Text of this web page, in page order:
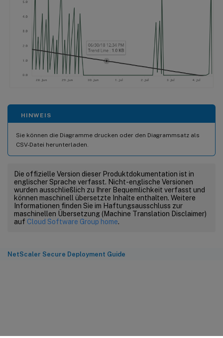
HINWEIS
Sie können die Diagramme drucken oder den Diagrammsatz als
CSV-Datei herunterladen.
Die offizielle Version dieser Produktdokumentation ist in
englischer Sprache verfasst. Nicht-englische Versionen
wurden ausschließlich zu Ihrer Bequemlichkeit verfasst und
können maschinell übersetzte Inhalte enthalten. Weitere
Informationen finden Sie im Haftungsausschluss zur
maschinellen Übersetzung (Machine Translation Disclaimer)
auf Cloud Software Group home.
NetScaler Secure Deployment Guide